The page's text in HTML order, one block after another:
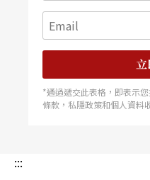
立
*通過遞交此表格，即表示
條款，私隱政策和個人資料
:::